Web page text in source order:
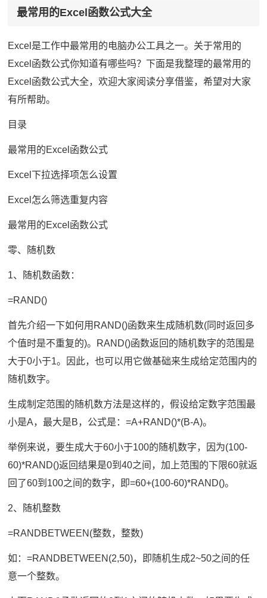
最常用的Excel函数公式大全
Excel是工作中最常用的电脑办公工具之一。关于常用的
Excel函数公式你知道有哪些吗？下面是我整理的最常用的
Excel函数公式大全，欢迎大家阅读分享借鉴，希望对大家
有所帮助。
目录
最常用的Excel函数公式
Excel下拉选择项怎么设置
Excel怎么筛选重复内容
最常用的Excel函数公式
零、随机数
1、随机数函数：
=RAND()
首先介绍一下如何用RAND()函数来生成随机数(同时返回多
个值时是不重复的)。RAND()函数返回的随机数字的范围是
大于0小于1。因此，也可以用它做基础来生成给定范围内的
随机数字。
生成制定范围的随机数方法是这样的，假设给定数字范围最
小是A，最大是B，公式是：=A+RAND()*(B-A)。
举例来说，要生成大于60小于100的随机数字，因为(100-
60)*RAND()返回结果是0到40之间，加上范围的下限60就返
回了60到100之间的数字，即=60+(100-60)*RAND()。
2、随机整数
=RANDBETWEEN(整数，整数)
如：=RANDBETWEEN(2,50)，即随机生成2~50之间的任
意一个整数。